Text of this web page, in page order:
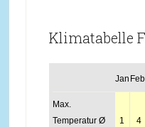
Klimatabelle
Jan
Max.
Temperatur Ø
1 4